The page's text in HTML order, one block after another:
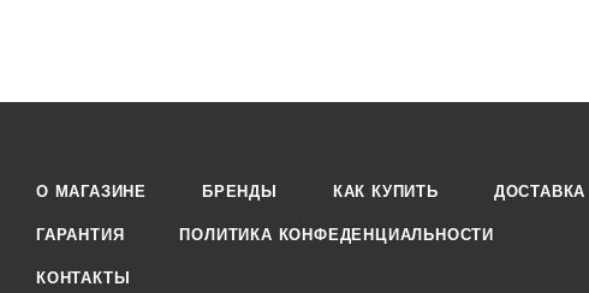
О МАГАЗИНЕ БРЕНДЫ КАК КУПИТЬ ДОСТАВКА
ГАРАНТИЯ ПОЛИТИКА КОНФЕДЕНЦИАЛЬНОСТИ
КОНТАКТЫ